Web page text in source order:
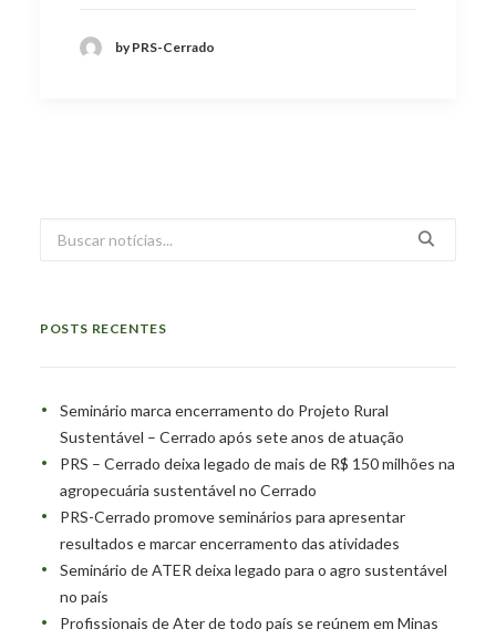
by PRS-Cerrado
POSTS RECENTES
Seminário marca encerramento do Projeto Rural
Sustentável – Cerrado após sete anos de atuação
PRS – Cerrado deixa legado de mais de R$ 150 milhões na
agropecuária sustentável no Cerrado
PRS-Cerrado promove seminários para apresentar
resultados e marcar encerramento das atividades
Seminário de ATER deixa legado para o agro sustentável
no país
Profissionais de Ater de todo país se reúnem em Minas